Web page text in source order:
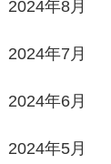
2024年8月
2024年7月
2024年6月
2024年5月